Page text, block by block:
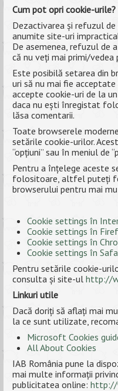
Cum pot opri cookie-urile?
Dezactivarea și refuzul
anumite site-uri
De asemenea, refuzul de
că nu veți mai primi/
Este posibilă setarea din
uri să nu mai fie
accepte cookie-uri de la
daca nu ești înregistat
lăsa comentarii.
Toate browserele
setările cookie-urilor.
“opțiuni” sau în meniul de
Pentru a înțelege aceste
folositoare, altfel puteți
browserului pentru mai
Cookie settings în
Cookie settings în
Cookie settings în
Cookie settings în
Pentru setările cookie-
consulta și site-ul http://
Linkuri utile
Dacă doriți să aflați mai
la ce sunt utilizate,
Microsoft Cookies
All About Cookies
IAB România pune la
mai multe informații
publicitatea online: http://